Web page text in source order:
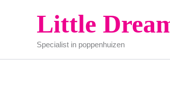
Little
Specialist in poppenhuizen